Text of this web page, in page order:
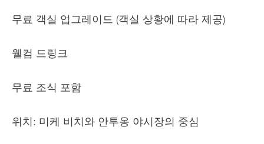
무료 객실 업그레이드 (객실 상황에 따라 제공)
웰컴 드링크
무료 조식 포함
위치: 미케 비치와 안투옹 야시장의 중심